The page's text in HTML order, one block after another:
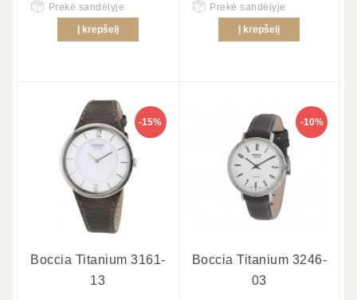
Prekė sandėlyje
Į krepšelį
Prekė sandėlyje
Į krepšelį
-15%
Boccia Titanium 3161-
13
-10%
Boccia Titanium 3246-
03